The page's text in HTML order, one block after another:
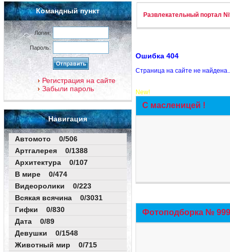
Командный пункт
Логин:
Пароль:
Регистрация на сайте
Забыли пароль
Навигация
Автомото 0/506
Артгалерея 0/1388
Архитектура 0/107
В мире 0/474
Видеоролики 0/223
Всякая всячина 0/3031
Гифки 0/830
Дата 0/89
Девушки 0/1548
Животный мир 0/715
Развлекательный портал
Ошибка 404
Страница на сайте не
New!
С масленицей !
Фотоподборка №